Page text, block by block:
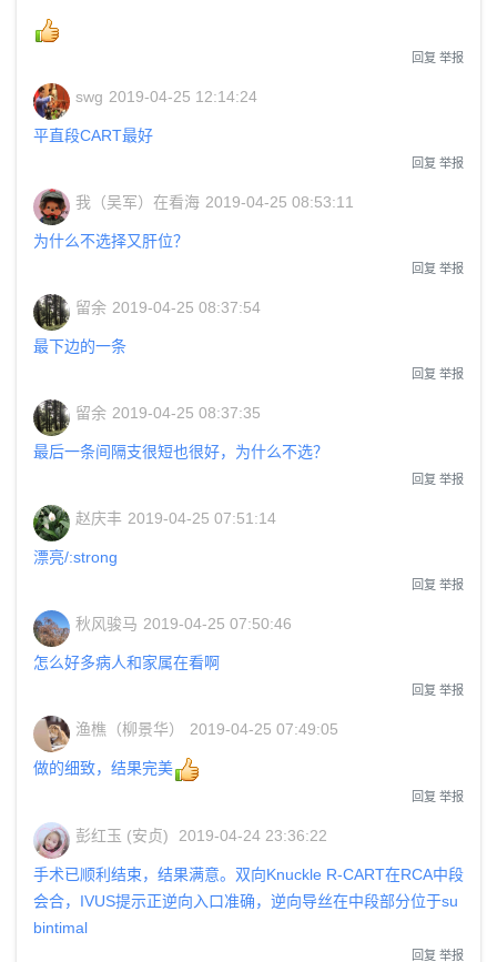
回复 举报
swg 2019-04-25 12:14:24
平直段CART最好
回复 举报
我（吴军）在看海 2019-04-25 08:53:11
为什么不选择又肝位？
回复 举报
留余 2019-04-25 08:37:54
最下边的一条
回复 举报
留余 2019-04-25 08:37:35
最后一条间隔支很短也很好，为什么不选？
回复 举报
赵庆丰 2019-04-25 07:51:14
漂亮/:strong
回复 举报
秋风骏马 2019-04-25 07:50:46
怎么好多病人和家属在看啊
回复 举报
渔樵（柳景华） 2019-04-25 07:49:05
做的细致，结果完美
回复 举报
彭红玉 (安贞) 2019-04-24 23:36:22
手术已顺利结束，结果满意。双向Knuckle R-CART在RCA中段
会合，IVUS提示正逆向入口准确，逆向导丝在中段部分位于su
bintimal
回复 举报